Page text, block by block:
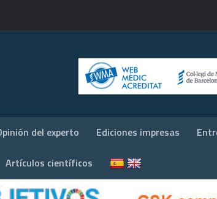
del experto Ediciones impresas
Artículos científicos